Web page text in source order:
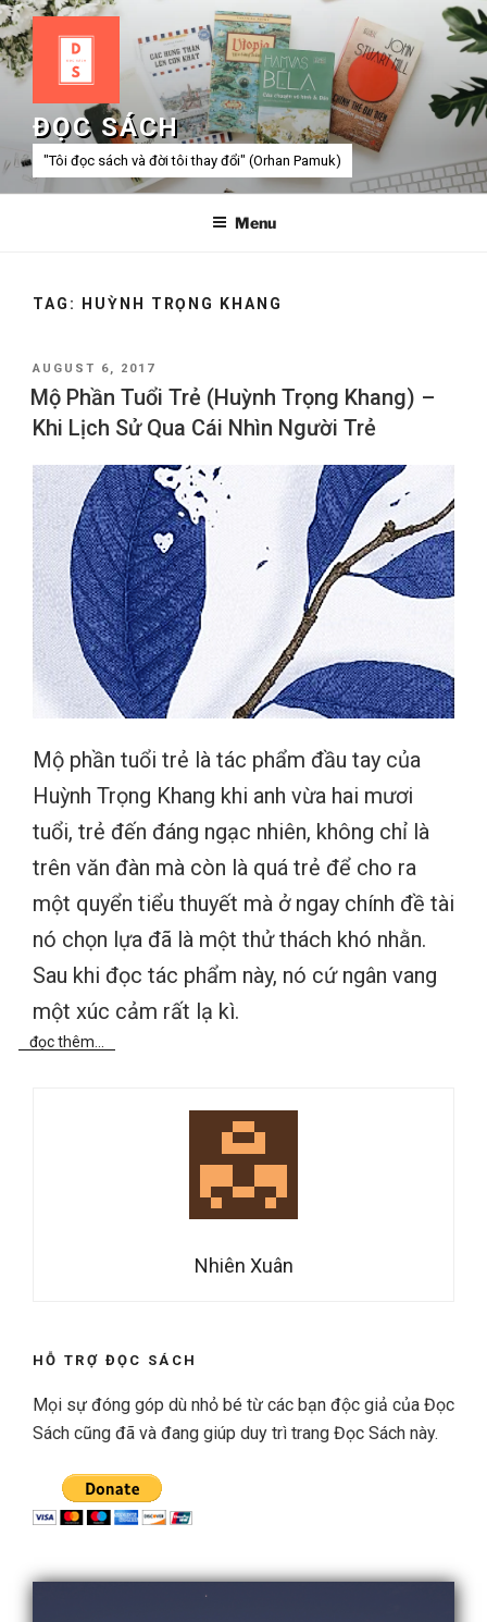
Skip
to
content
ĐỌC SÁCH
"Tôi đọc sách và đời tôi thay đổi" (Orhan Pamuk)
Menu
TAG: HUỲNH TRỌNG KHANG
POSTED
ON
AUGUST 6, 2017
Mộ Phần Tuổi Trẻ (Huỳnh Trọng Khang) –
Khi Lịch Sử Qua Cái Nhìn Người Trẻ
Mộ phần tuổi trẻ là tác phẩm đầu tay của
Huỳnh Trọng Khang khi anh vừa hai mươi
tuổi, trẻ đến đáng ngạc nhiên, không chỉ là
trên văn đàn mà còn là quá trẻ để cho ra
một quyển tiểu thuyết mà ở ngay chính đề tài
nó chọn lựa đã là một thử thách khó nhằn.
Sau khi đọc tác phẩm này, nó cứ ngân vang
một xúc cảm rất lạ kì.
đọc thêm...
Nhiên Xuân
HỖ TRỢ ĐỌC SÁCH
Mọi sự đóng góp dù nhỏ bé từ các bạn độc giả của Đọc
Sách cũng đã và đang giúp duy trì trang Đọc Sách này.